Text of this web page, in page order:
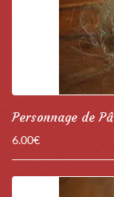
Personnage de
6.00€